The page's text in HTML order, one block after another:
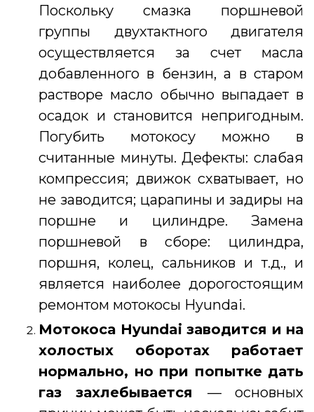
Поскольку смазка поршневой
группы двухтактного двигателя
осуществляется за счет масла
добавленного в бензин, а в старом
растворе масло обычно выпадает в
осадок и становится непригодным.
Погубить мотокосу можно в
считанные минуты. Дефекты: слабая
компрессия; движок схватывает, но
не заводится; царапины и задиры на
поршне и цилиндре. Замена
поршневой в сборе: цилиндра,
поршня, колец, сальников и т.д., и
является наиболее дорогостоящим
ремонтом мотокосы Hyundai.
Мотокоса Hyundai заводится и на
холостых оборотах работает
нормально, но при попытке дать
газ захлебывается — основных